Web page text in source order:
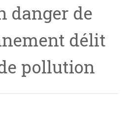
danger de
délit
pollution